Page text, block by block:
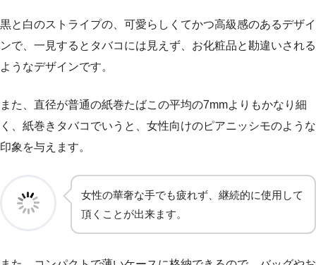
黒と白のストライプの、可愛らしくてかつ高級感のあるデザイ
ンで、一見するとタバコには見えず、お化粧品と勘違いされる
ようなデザインです。
また、直径が普通の紙巻たばこの平均の7mmよりもかなり細
く、紙巻きタバコでいうと、女性向けのピアニッシモのような
印象を与えます。
女性の華奢な手でも疲れず、継続的に使用して
頂くことが出来ます。